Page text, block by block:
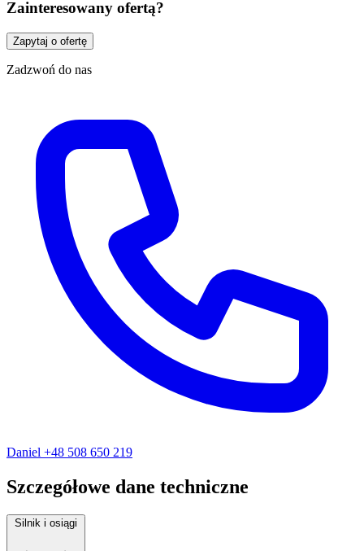
Zainteresowany ofertą?
Zapytaj o ofertę
Zadzwoń do nas
Daniel +48 508 650 219
Szczegółowe dane techniczne
Silnik i osiągi